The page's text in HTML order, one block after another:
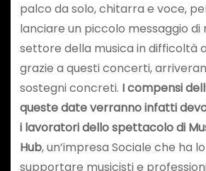
palco da solo, chitarra e voce,
lanciare un piccolo messaggio
settore della musica in difficoltà
grazie a questi concerti,
sostegni concreti. I compensi
queste date verranno infatti
i lavoratori dello spettacolo di
Hub, un’impresa Sociale che ha
supportare musicisti e